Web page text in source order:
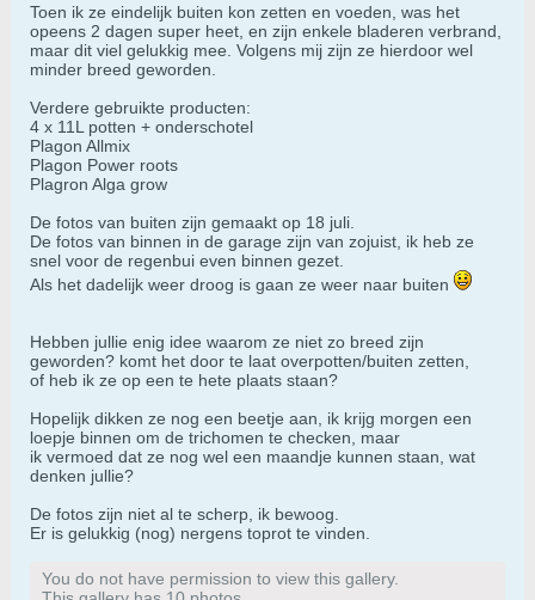
Toen ik ze eindelijk buiten kon zetten en voeden, was het
opeens 2 dagen super heet, en zijn enkele bladeren verbrand,
maar dit viel gelukkig mee. Volgens mij zijn ze hierdoor wel
minder breed geworden.
Verdere gebruikte producten:
4 x 11L potten + onderschotel
Plagon Allmix
Plagon Power roots
Plagron Alga grow
De fotos van buiten zijn gemaakt op 18 juli.
De fotos van binnen in de garage zijn van zojuist, ik heb ze
snel voor de regenbui even binnen gezet.
Als het dadelijk weer droog is gaan ze weer naar buiten
Hebben jullie enig idee waarom ze niet zo breed zijn
geworden? komt het door te laat overpotten/buiten zetten,
of heb ik ze op een te hete plaats staan?
Hopelijk dikken ze nog een beetje aan, ik krijg morgen een
loepje binnen om de trichomen te checken, maar
ik vermoed dat ze nog wel een maandje kunnen staan, wat
denken jullie?
De fotos zijn niet al te scherp, ik bewoog.
Er is gelukkig (nog) nergens toprot te vinden.
You do not have permission to view this gallery.